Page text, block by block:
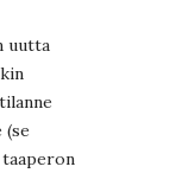
uutta
(se
taaperon